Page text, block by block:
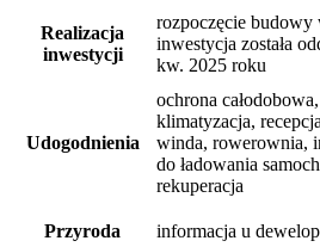
Realizacja
inwestycji
rozpoczęcie
inwestycja została
kw. 2025 roku
Udogodnienia
ochrona
klimatyzacja,
winda, rowerownia,
do ładowania
rekuperacja
Przyroda informacja u